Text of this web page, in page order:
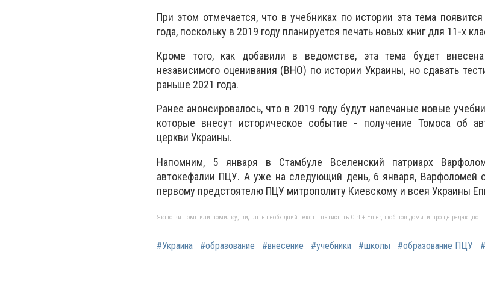
При этом отмечается, что в учебниках по истории эта тема
года, поскольку в 2019 году планируется печать новых книг для 11-х
Кроме того, как добавили в ведомстве, эта тема будет
независимого оценивания (ВНО) по истории Украины, но сдавать
раньше 2021 года.
Ранее анонсировалось, что в 2019 году будут напечаные новые
которые внесут историческое событие - получение Томоса об
церкви Украины.
Напомним, 5 января в Стамбуле Вселенский патриарх
автокефалии ПЦУ. А уже на следующий день, 6 января, Варфоломей
первому предстоятелю ПЦУ митрополиту Киевскому и всея Украины
Якщо ви помітили помилку, виділіть необхідний текст і натисніть Ctrl + Enter, щоб повідомити про це редакцію
#Украина #образование #внесение #учебники #школы #образование ПЦУ